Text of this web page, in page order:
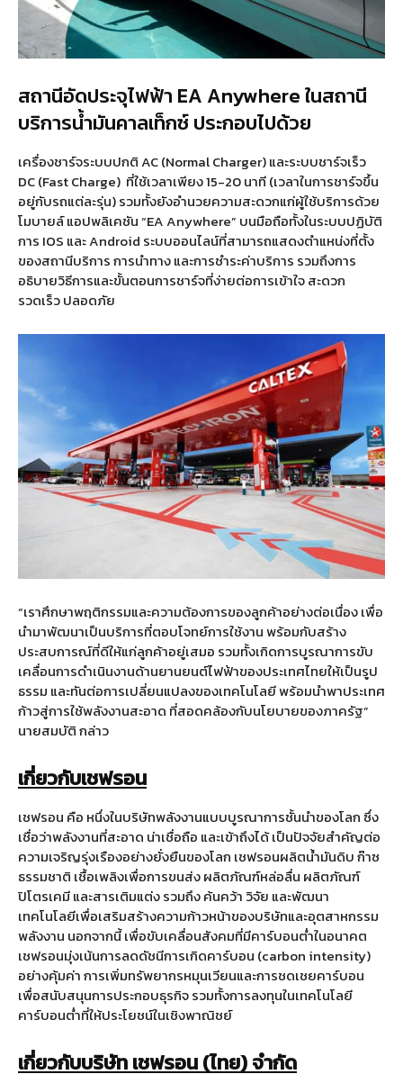
สถานีอัดประจุไฟฟ้า EA Anywhere ในสถานี
บริการน้ำมันคาลเท็กซ์ ประกอบไปด้วย
เครื่องชาร์จระบบปกติ AC (Normal Charger) และระบบชาร์จเร็ว
DC (Fast Charge) ที่ใช้เวลาเพียง 15-20 นาที (เวลาในการชาร์จขึ้น
อยู่กับรถแต่ละรุ่น) รวมทั้งยังอำนวยความสะดวกแก่ผู้ใช้บริการด้วย
โมบายล์ แอปพลิเคชัน “EA Anywhere” บนมือถือทั้งในระบบปฏิบัติ
การ IOS และ Android ระบบออนไลน์ที่สามารถแสดงตำแหน่งที่ตั้ง
ของสถานีบริการ การนำทาง และการชำระค่าบริการ รวมถึงการ
อธิบายวิธีการและขั้นตอนการชาร์จที่ง่ายต่อการเข้าใจ สะดวก
รวดเร็ว ปลอดภัย
“เราศึกษาพฤติกรรมและความต้องการของลูกค้าอย่างต่อเนื่อง เพื่อ
นำมาพัฒนาเป็นบริการที่ตอบโจทย์การใช้งาน พร้อมกับสร้าง
ประสบการณ์ที่ดีให้แก่ลูกค้าอยู่เสมอ รวมทั้งเกิดการบูรณาการขับ
เคลื่อนการดำเนินงานด้านยานยนต์ไฟฟ้าของประเทศไทยให้เป็นรูป
ธรรม และทันต่อการเปลี่ยนแปลงของเทคโนโลยี พร้อมนำพาประเทศ
ก้าวสู่การใช้พลังงานสะอาด ที่สอดคล้องกับนโยบายของภาครัฐ”
นายสมบัติ กล่าว
เกี่ยวกับเชฟรอน
เชฟรอน คือ หนึ่งในบริษัทพลังงานแบบบูรณาการชั้นนำของโลก ซึ่ง
เชื่อว่าพลังงานที่สะอาด น่าเชื่อถือ และเข้าถึงได้ เป็นปัจจัยสำคัญต่อ
ความเจริญรุ่งเรืองอย่างยั่งยืนของโลก เชฟรอนผลิตน้ำมันดิบ ก๊าซ
ธรรมชาติ เชื้อเพลิงเพื่อการขนส่ง ผลิตภัณฑ์หล่อลื่น ผลิตภัณฑ์
ปิโตรเคมี และสารเติมแต่ง รวมถึง ค้นคว้า วิจัย และพัฒนา
เทคโนโลยีเพื่อเสริมสร้างความก้าวหน้าของบริษัทและอุตสาหกรรม
พลังงาน นอกจากนี้ เพื่อขับเคลื่อนสังคมที่มีคาร์บอนต่ำในอนาคต
เชฟรอนมุ่งเน้นการลดดัชนีการเกิดคาร์บอน (carbon intensity)
อย่างคุ้มค่า การเพิ่มทรัพยากรหมุนเวียนและการชดเชยคาร์บอน
เพื่อสนับสนุนการประกอบธุรกิจ รวมทั้งการลงทุนในเทคโนโลยี
คาร์บอนต่ำที่ให้ประโยชน์ในเชิงพาณิชย์
เกี่ยวกับบริษัท เชฟรอน (ไทย) จำกัด